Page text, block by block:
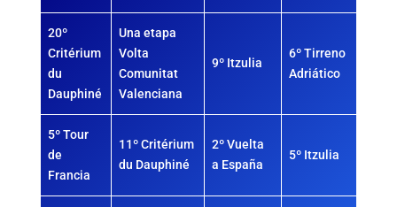
20º
Critérium
du
Dauphiné
Una etapa
Volta
Comunitat
Valenciana
9º Itzulia
6º Tirreno
Adriático
5º Tour
de
Francia
11º Critérium
du Dauphiné
2º Vuelta
a España
5º Itzulia